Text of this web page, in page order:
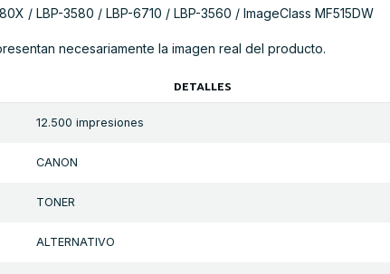
/ LBP-3580 / LBP-6710 / LBP-3560 / ImageClass MF515DW
necesariamente la imagen real del producto.
DETALLES
12.500 impresiones
CANON
TONER
ALTERNATIVO